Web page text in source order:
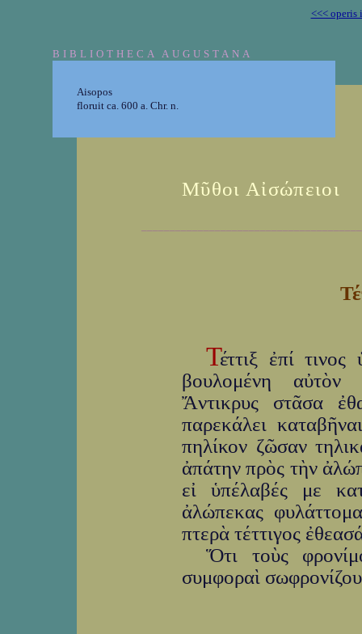
<<< operis
BIBLIOTHECA AUGUSTANA
Aisopos
floruit ca. 600 a. Chr. n.
Μῦθοι Αἰσώπειοι
Τέττιξ ἐπί
βουλομένη αὐτὸν
Ἄντικρυς στᾶσα
παρεκάλει
πηλίκον ζῶσαν
ἀπάτην πρὸς τὴν
εἰ ὑπέλαβές με
ἀλώπεκας
πτερὰ τέττιγος
Ὅτι τοὺς
συμφοραὶ